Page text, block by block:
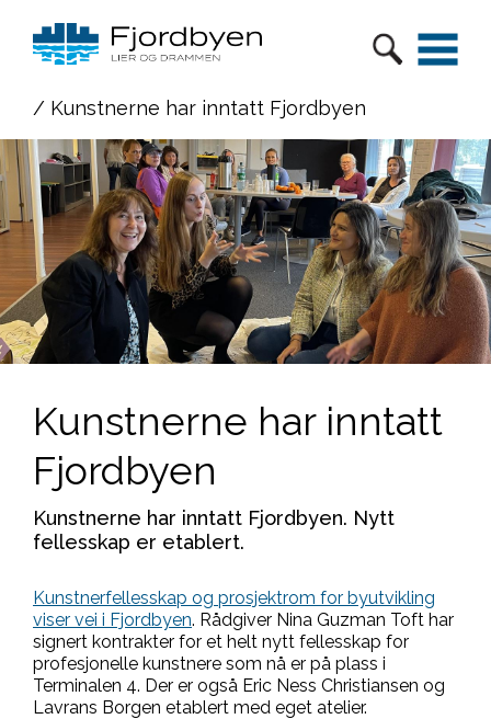
/ Kunstnerne har inntatt Fjordbyen
Kunstnerne har inntatt
Fjordbyen
Kunstnerne har inntatt Fjordbyen. Nytt
fellesskap er etablert.
Kunstnerfellesskap og prosjektrom for byutvikling
viser vei i Fjordbyen. Rådgiver Nina Guzman Toft har
signert kontrakter for et helt nytt fellesskap for
profesjonelle kunstnere som nå er på plass i
Terminalen 4. Der er også Eric Ness Christiansen og
Lavrans Borgen etablert med eget atelier.